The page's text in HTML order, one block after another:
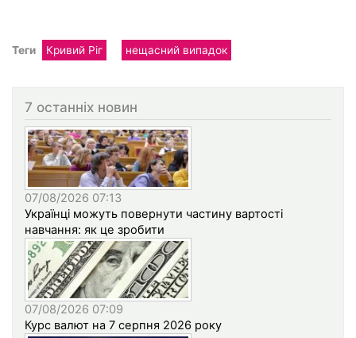
Теги Кривий Ріг нещасний випадок
7 останніх новин
07/08/2026 07:13
Українці можуть повернути частину вартості
навчання: як це зробити
07/08/2026 07:09
Курс валют на 7 серпня 2026 року